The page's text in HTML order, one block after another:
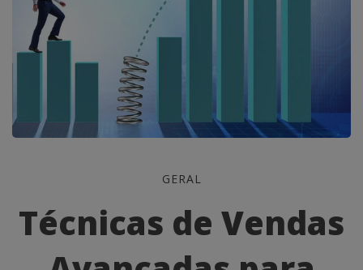
de
Vendas
GERAL
Técnicas de Vendas